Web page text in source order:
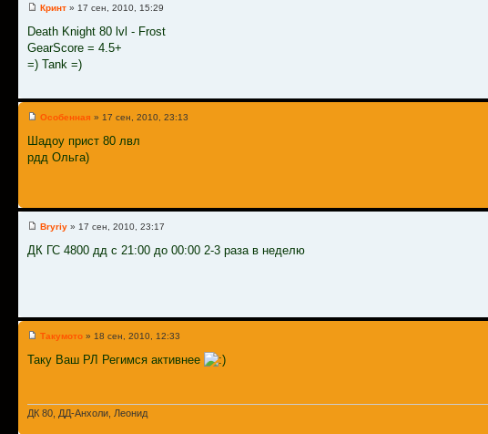
Кринт » 17 сен, 2010, 15:29
Death Knight 80 lvl - Frost
GearScore = 4.5+
=) Tank =)
Особенная » 17 сен, 2010, 23:13
Шадоу прист 80 лвл
рдд Ольга)
Bryriy » 17 сен, 2010, 23:17
ДК ГС 4800 дд с 21:00 до 00:00 2-3 раза в неделю
Такумото » 18 сен, 2010, 12:33
Таку Ваш РЛ Регимся активнее
ДК 80, ДД-Анхоли, Леонид